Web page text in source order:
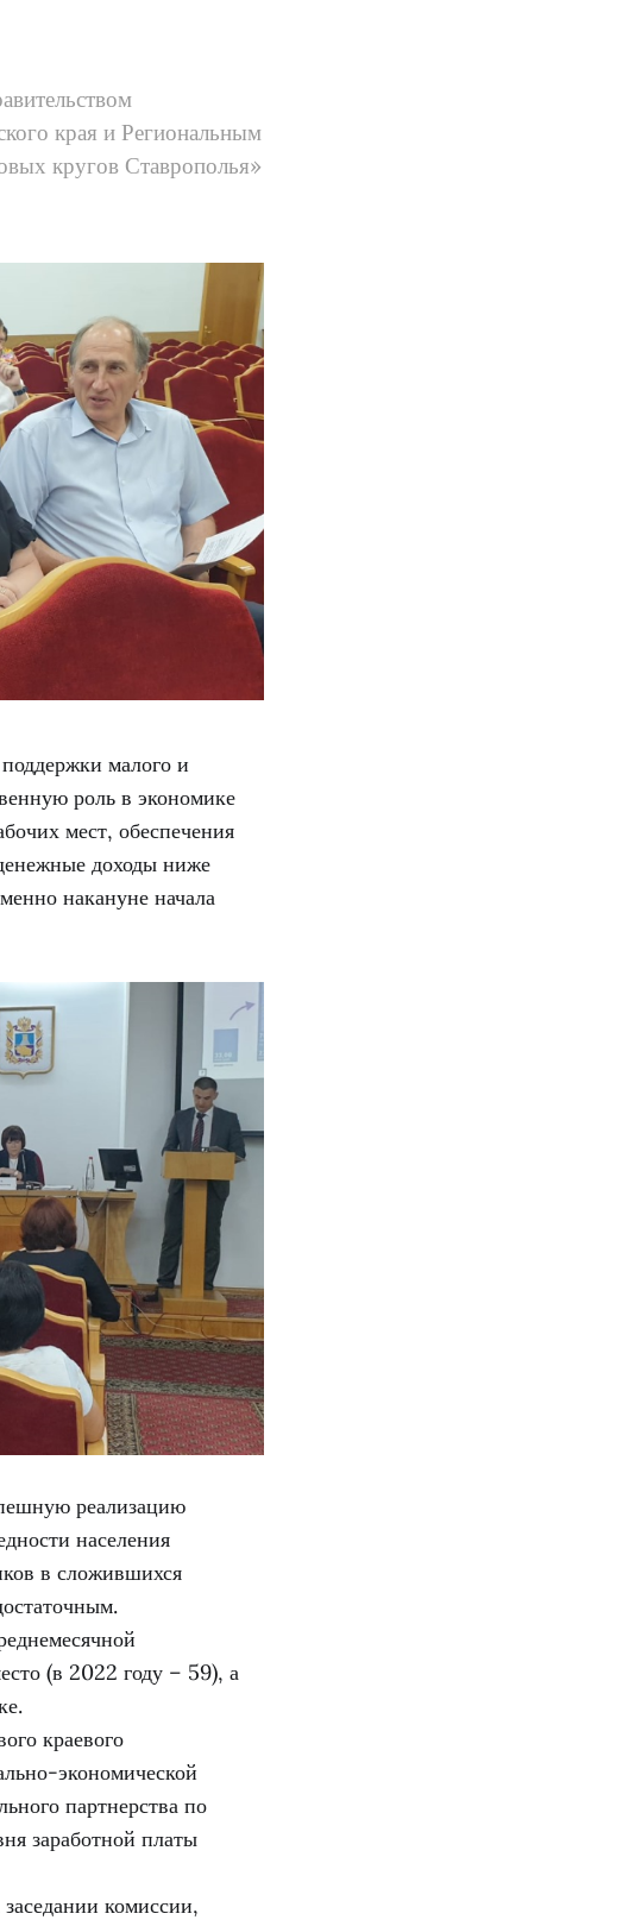
края и Региональным
кругов Ставрополья»
малого и
роль в экономике
мест, обеспечения
доходы ниже
накануне начала
реализацию
населения
в сложившихся
(в 2022 году – 59), а
краевого
экономической
партнерства по
заработной платы
комиссии,